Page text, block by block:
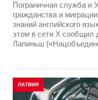
Пограничная служба и
гражданства и
знаний английского
этом в сети Х сообщил
Лапиньш
ЛАТВИЯ